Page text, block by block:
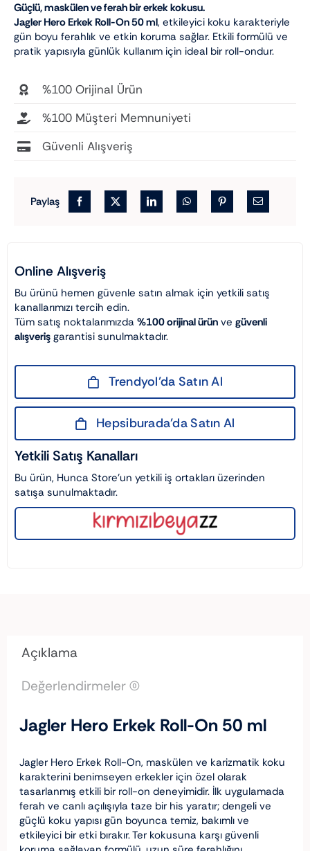
Güçlü, maskülen ve ferah bir erkek kokusu.
Jagler Hero Erkek Roll-On 50 ml, etkileyici koku karakteriyle
gün boyu ferahlık ve etkin koruma sağlar. Etkili formülü ve
pratik yapısıyla günlük kullanım için ideal bir roll-ondur.
%100 Orijinal Ürün
%100 Müşteri Memnuniyeti
Güvenli Alışveriş
Paylaş
Online Alışveriş
Bu ürünü hemen güvenle satın almak için yetkili satış
kanallarımızı tercih edin.
Tüm satış noktalarımızda %100 orijinal ürün ve güvenli
alışveriş garantisi sunulmaktadır.
Trendyol’da Satın Al
Hepsiburada’da Satın Al
Yetkili Satış Kanalları
Bu ürün, Hunca Store’un yetkili iş ortakları üzerinden
satışa sunulmaktadır.
Açıklama
Değerlendirmeler (0)
Jagler Hero Erkek Roll-On 50 ml
Jagler Hero Erkek Roll-On, maskülen ve karizmatik koku
karakterini benimseyen erkekler için özel olarak
tasarlanmış etkili bir roll-on deneyimidir. İlk uygulamada
ferah ve canlı açılışıyla taze bir his yaratır; dengeli ve
güçlü koku yapısı gün boyunca temiz, bakımlı ve
etkileyici bir etki bırakır. Ter kokusuna karşı güvenli